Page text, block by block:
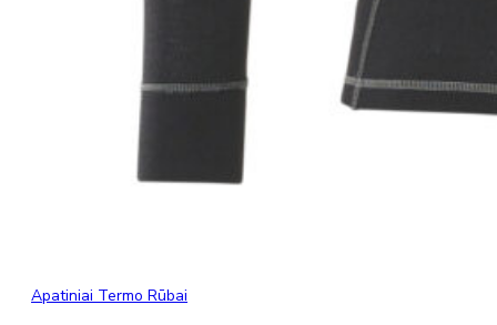
Apatiniai Termo Rūbai